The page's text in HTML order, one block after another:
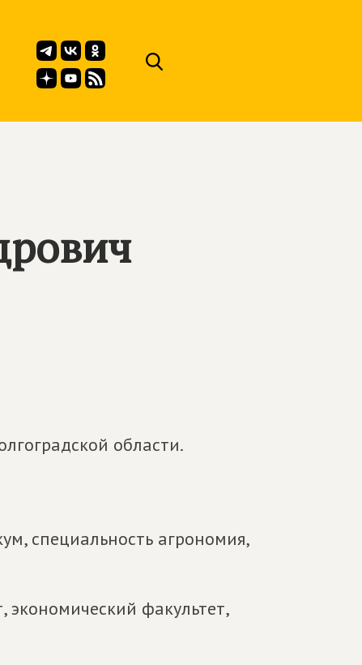
области.
специальность агрономия,
экономический факультет,